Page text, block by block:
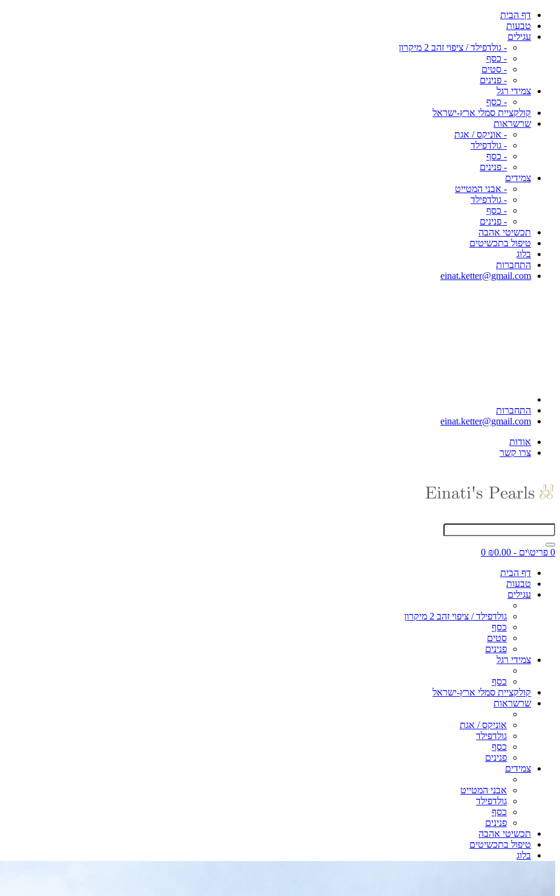
דף הבית
טבעות
עגילים
- גולדפילד / ציפוי זהב 2 מיקרון
- כסף
- סטים
- פנינים
צמידי רגל
- כסף
קולקציית סמלי ארץ-ישראל
שרשראות
- אוניקס / אגת
- גולדפילד
- כסף
- פנינים
צמידים
- אבני המטייט
- גולדפילד
- כסף
- פנינים
תכשיטי אהבה
טיפול בתכשיטים
בלוג
התחברות
einat.ketter@gmail.com
התחברות
einat.ketter@gmail.com
אודות
צרו קשר
0 פריט\ים - ₪0.00
0
דף הבית
טבעות
עגילים
גולדפילד / ציפוי זהב 2 מיקרון
כסף
סטים
פנינים
צמידי רגל
כסף
קולקציית סמלי ארץ-ישראל
שרשראות
אוניקס / אגת
גולדפילד
כסף
פנינים
צמידים
אבני המטייט
גולדפילד
כסף
פנינים
תכשיטי אהבה
טיפול בתכשיטים
בלוג